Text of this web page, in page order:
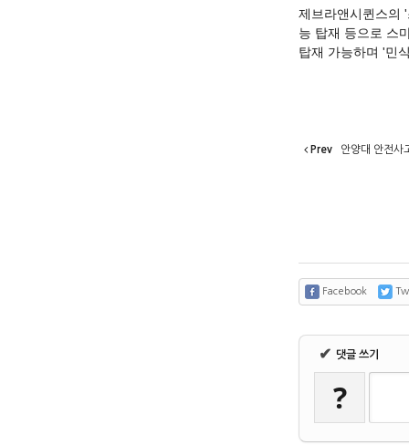
제브라앤시퀸스의
능 탑재 등으로 스
탑재 가능하며 '민
Prev 안양대 안전사
Facebook
✔ 댓글 쓰기
?